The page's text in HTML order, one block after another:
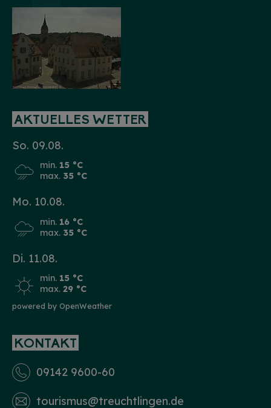
AKTUELLES WETTER
So. 09.08.
min. 15 °C
max. 35 °C
Mo. 10.08.
min. 16 °C
max. 35 °C
Di. 11.08.
min. 15 °C
max. 29 °C
powered by OpenWeather
KONTAKT
09142 9600-60
tourismus­@treuchtlingen.de